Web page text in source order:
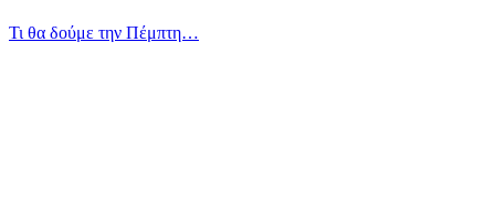
Τι θα δούμε την Πέμπτη…